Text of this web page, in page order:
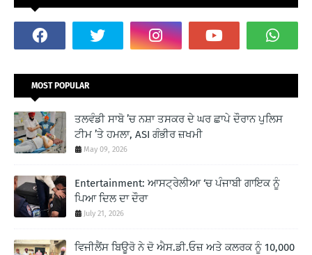
MOST POPULAR
ਤਲਵੰਡੀ ਸਾਬੋ ’ਚ ਨਸ਼ਾ ਤਸਕਰ ਦੇ ਘਰ ਛਾਪੇ ਦੌਰਾਨ ਪੁਲਿਸ
ਟੀਮ ’ਤੇ ਹਮਲਾ, ASI ਗੰਭੀਰ ਜ਼ਖਮੀ
May 09, 2026
Entertainment: ਆਸਟ੍ਰੇਲੀਆ ‘ਚ ਪੰਜਾਬੀ ਗਾਇਕ ਨੂੰ
ਪਿਆ ਦਿਲ ਦਾ ਦੌਰਾ
July 21, 2026
ਵਿਜੀਲੈਂਸ ਬਿਊਰੋ ਨੇ ਦੋ ਐਸ.ਡੀ.ਓਜ਼ ਅਤੇ ਕਲਰਕ ਨੂੰ 10,000